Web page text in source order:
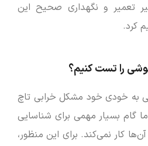
تعمیر و نگهداری صحیح این
کرد.
را تست کنیم؟
خودی خود مشکل خرابی تاچ
گام بسیار مهمی برای شناسایی
کار نمی‌کند. برای این منظور،